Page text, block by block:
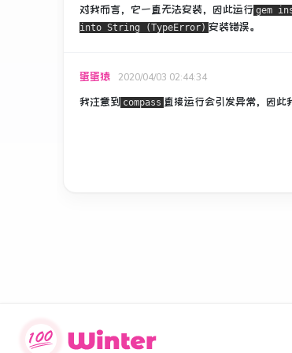
对我而言，它一直无法安装，因此运行 gem
into String (TypeError) 安装错误。
蛋蛋猿 2020/04/03 02:44:34
我注意到 compass 直接运行会引发异常，因此